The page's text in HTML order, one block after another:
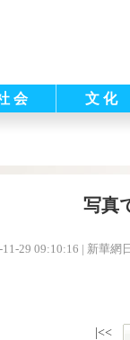
会 文 化
写真
29 09:10:16 | 新華網
|<<